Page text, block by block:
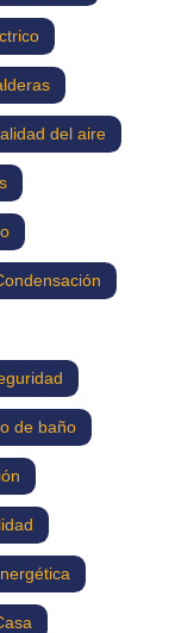
del aire
de baño